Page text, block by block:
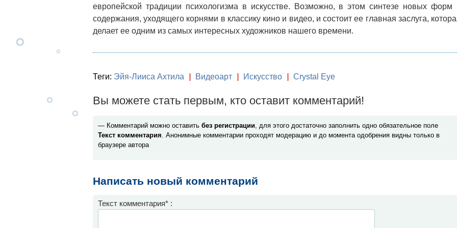
европейской традиции психологизма в искусстве. Возможно, в этом синтезе новых форм
содержания, уходящего корнями в классику кино и видео, и состоит ее главная заслуга,
делает ее одним из самых интересных художников нашего времени.
Теги: Эйя-Лииса Ахтила Видеоарт Искусство Crystal Eye
Вы можете стать первым, кто оставит комментарий!
— Комментарий можно оставить без регистрации, для этого достаточно заполнить одно обязательное поле
Текст комментария. Анонимные комментарии проходят модерацию и до момента одобрения видны только в
браузере автора
Написать новый комментарий
Текст комментария* :